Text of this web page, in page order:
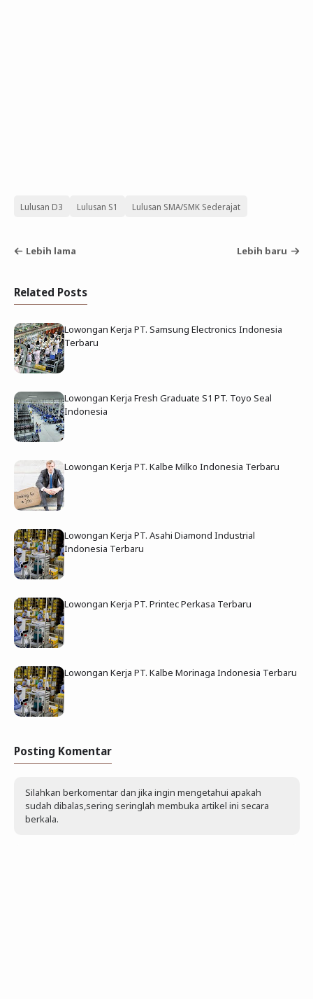
Lulusan D3 Lulusan S1 Lulusan SMA/SMK Sederajat
Lebih lama Lebih baru
Related Posts
Lowongan Kerja PT. Samsung Electronics Indonesia
Terbaru
Lowongan Kerja Fresh Graduate S1 PT. Toyo Seal
Indonesia
Lowongan Kerja PT. Kalbe Milko Indonesia Terbaru
Lowongan Kerja PT. Asahi Diamond Industrial
Indonesia Terbaru
Lowongan Kerja PT. Printec Perkasa Terbaru
Lowongan Kerja PT. Kalbe Morinaga Indonesia Terbaru
Posting Komentar
Silahkan berkomentar dan jika ingin mengetahui apakah
sudah dibalas,sering seringlah membuka artikel ini secara
berkala.